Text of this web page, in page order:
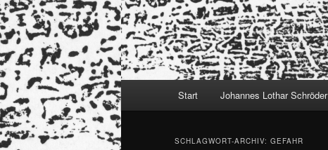
Start Johannes Lothar Schröder
SCHLAGWORT-ARCHIV: GEFAHR